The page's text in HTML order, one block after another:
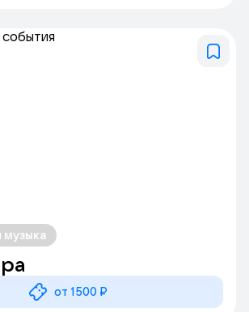
музыка
от 1500 ₽